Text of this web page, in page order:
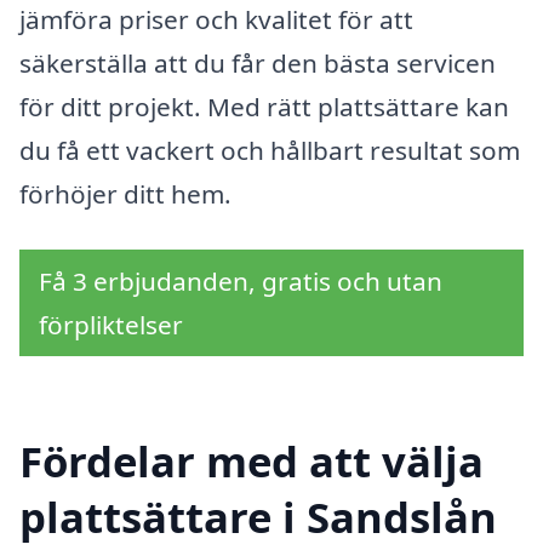
jämföra priser och kvalitet för att
säkerställa att du får den bästa servicen
för ditt projekt. Med rätt plattsättare kan
du få ett vackert och hållbart resultat som
förhöjer ditt hem.
Få 3 erbjudanden, gratis och utan
förpliktelser
Fördelar med att välja
plattsättare i Sandslån